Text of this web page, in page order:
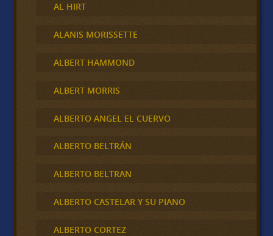
AL HIRT
ALANIS MORISSETTE
ALBERT HAMMOND
ALBERT MORRIS
ALBERTO ANGEL EL CUERVO
ALBERTO BELTRÁN
ALBERTO BELTRAN
ALBERTO CASTELAR Y SU PIANO
ALBERTO CORTEZ